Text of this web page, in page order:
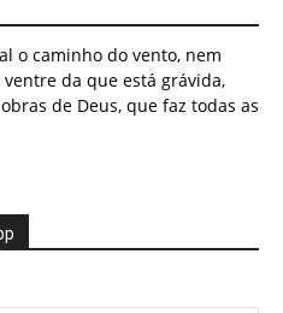
o caminho do vento, nem
da que está grávida,
de Deus, que faz todas as